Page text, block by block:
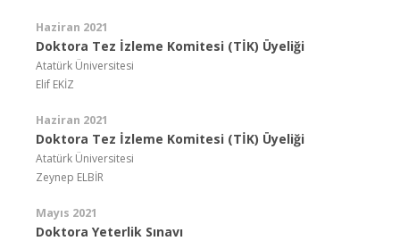
Haziran 2021
Doktora Tez İzleme Komitesi (TİK) Üyeliği
Atatürk Üniversitesi
Elif EKİZ
Haziran 2021
Doktora Tez İzleme Komitesi (TİK) Üyeliği
Atatürk Üniversitesi
Zeynep ELBİR
Mayıs 2021
Doktora Yeterlik Sınavı